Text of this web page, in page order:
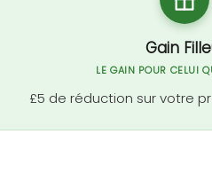
Gain
LE GAIN POUR CELUI
£5 de réduction sur votre